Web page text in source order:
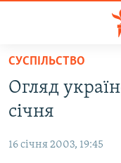
Перейти
основного
матеріалу
до
ВСЕ ЗА ДОБУ
ПОЛІТИКА
ВІЙНА
СУСПІЛЬСТВО
Огляд
січня
16 січня 2003, 19:45